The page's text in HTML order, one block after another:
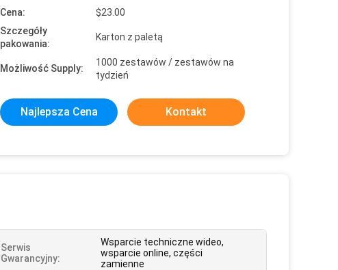
Cena:
$23.00
Szczegóły
pakowania:
Karton z paletą
Możliwość Supply:
1000 zestawów / zestawów na
tydzień
Najlepsza Cena Kontakt
Serwis
Gwarancyjny:
Wsparcie techniczne wideo,
wsparcie online, części
zamienne